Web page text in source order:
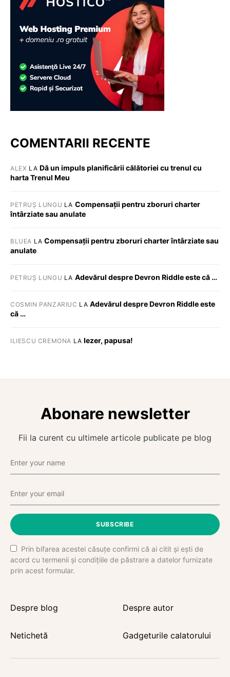
COMENTARII RECENTE
ALEX LA Dă un impuls planificării călătoriei cu trenul cu
harta Trenul Meu
PETRUȘ LUNGU LA Compensații pentru zboruri charter
întârziate sau anulate
BLUEA LACompensații pentru zboruri charter întârziate sau
anulate
PETRUȘ LUNGU LA Adevărul despre Devron Riddle este că …
COSMIN PANZARIUC LA Adevărul despre Devron Riddle este
că …
ILIESCU CREMONA LA Iezer, papusa!
Abonare newsletter
Fii la curent cu ultimele articole publicate pe blog
SUBSCRIBE
Prin bifarea acestei căsuțe confirmi că ai citit și ești de
acord cu termenii și condițiile de păstrare a datelor furnizate
prin acest formular.
Despre blog Despre autor
Netichetă Gadgeturile calatorului